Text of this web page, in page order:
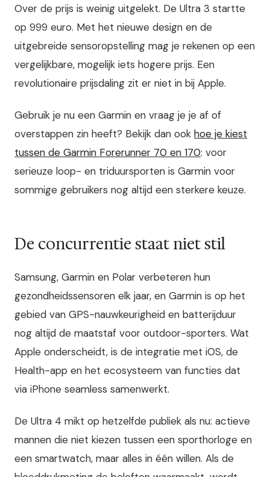
Over de prijs is weinig uitgelekt. De Ultra 3 startte
op 999 euro. Met het nieuwe design en de
uitgebreide sensoropstelling mag je rekenen op een
vergelijkbare, mogelijk iets hogere prijs. Een
revolutionaire prijsdaling zit er niet in bij Apple.
Gebruik je nu een Garmin en vraag je je af of
overstappen zin heeft? Bekijk dan ook hoe je kiest
tussen de Garmin Forerunner 70 en 170: voor
serieuze loop- en triduursporten is Garmin voor
sommige gebruikers nog altijd een sterkere keuze.
De concurrentie staat niet stil
Samsung, Garmin en Polar verbeteren hun
gezondheidssensoren elk jaar, en Garmin is op het
gebied van GPS-nauwkeurigheid en batterijduur
nog altijd de maatstaf voor outdoor-sporters. Wat
Apple onderscheidt, is de integratie met iOS, de
Health-app en het ecosysteem van functies dat
via iPhone seamless samenwerkt.
De Ultra 4 mikt op hetzelfde publiek als nu: actieve
mannen die niet kiezen tussen een sporthorloge en
een smartwatch, maar alles in één willen. Als de